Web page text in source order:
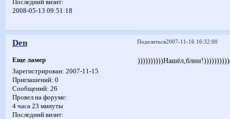
Последний визит:
2008-05-13 09:51:18
Поделиться2007-11-16 16:32:00
Den
Еще ламер
Зарегистрирован: 2007-11-15
Приглашений: 0
Сообщений: 26
Провел на форуме:
4 часа 23 минуты
Последний визит: